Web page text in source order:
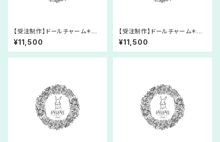
【受注制作】ドールチャーム＊あ
みぐるみ＊マーメイド＊人形＊レ
ース糸＊プリンセス＊童話
¥11,500
【受注制作】ドールチャーム＊あ
みぐるみ＊マーメイド＊人形＊レ
ース糸＊プリンセス＊童話
¥11,500